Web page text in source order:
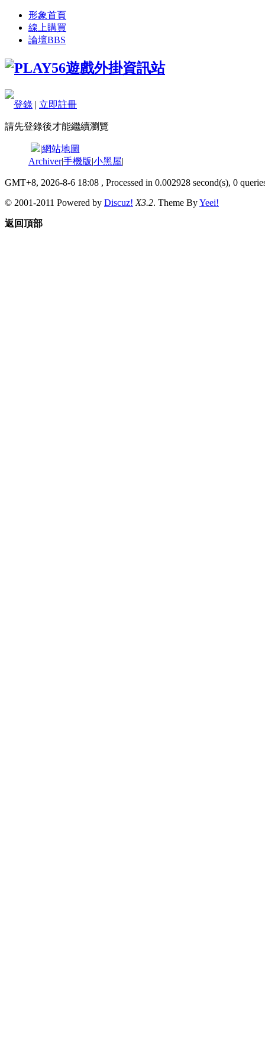
形象首頁
線上購買
論壇BBS
登錄 | 立即註冊
請先登錄後才能繼續瀏覽
|網站地圖
Archiver|手機版|小黑屋|
GMT+8, 2026-8-6 18:08 , Processed in 0.002928 second(s), 0
© 2001-2011 Powered by Discuz! X3.2. Theme ByYeei!
返回頂部